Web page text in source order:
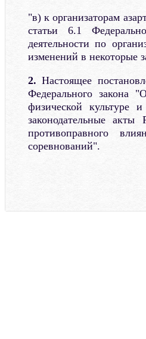
"в) к организаторам
статьи 6.1
деятельности по
изменений в некоторые
2. Настоящее
Федерального закона
физической культуре
законодательные
противоправного
соревнований".